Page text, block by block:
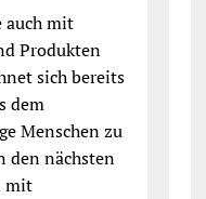
auch mit
Produkten
sich bereits
dem
Menschen zu
den nächsten
mit